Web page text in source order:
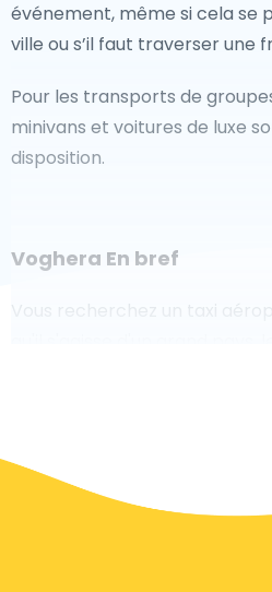
événement, même si cela se
ville ou s’il faut traverser une
Pour les transports de
minivans et voitures de luxe
disposition.
Voghera En bref
Vous recherchez un taxi
aéroport en ligne sur notre
votre voyage sans stress.